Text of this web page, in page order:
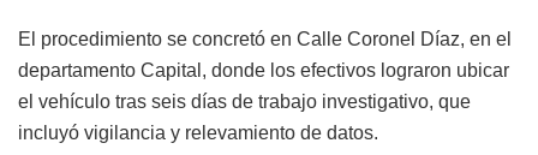
El procedimiento se concretó en Calle Coronel Díaz, en el
departamento Capital, donde los efectivos lograron ubicar
el vehículo tras seis días de trabajo investigativo, que
incluyó vigilancia y relevamiento de datos.